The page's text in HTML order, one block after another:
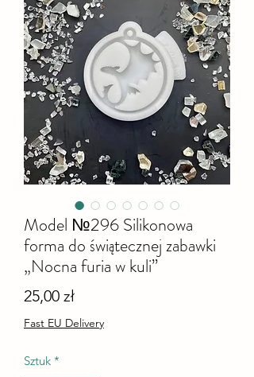
Model №296 Silikonowa
forma do świątecznej zabawki
„Nocna furia w kuli”
25,00 złCena
Fast EU Delivery
Sztuk *